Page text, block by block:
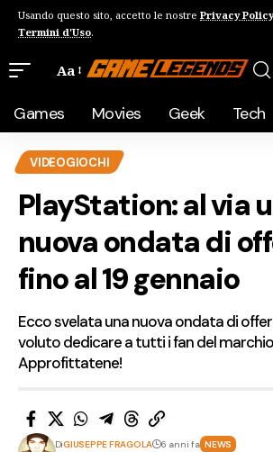
Usando questo sito, accetto le nostre Privacy Policy
Termini d'Uso.
Aa
Games Movies Geek Tech
VIDEOGIOCHI
PlayStation: al via
nuova ondata di
fino al 19 gennaio
Ecco svelata una nuova ondata di
voluto dedicare a tutti i fan del
Approfittatene!
DiGIUSEPPE FRAGOLA 6 anni fa NEWS